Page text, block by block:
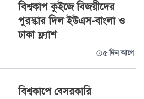
বিশ্বকাপ কুইজে বিজয়ীদের
পুরস্কার দিল ইউএস-বাংলা ও
ঢাকা ফ্ল্যাশ
৫ দিন আগে
বিশ্বকাপে বেসরকারি